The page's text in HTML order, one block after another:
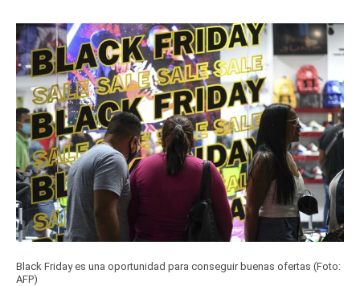
Black Friday es una oportunidad para conseguir buenas ofertas (Foto:
AFP)